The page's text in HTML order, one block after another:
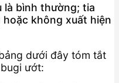
là bình thường; tia
không xuất hiện
dưới đây tóm tắt
ướt: